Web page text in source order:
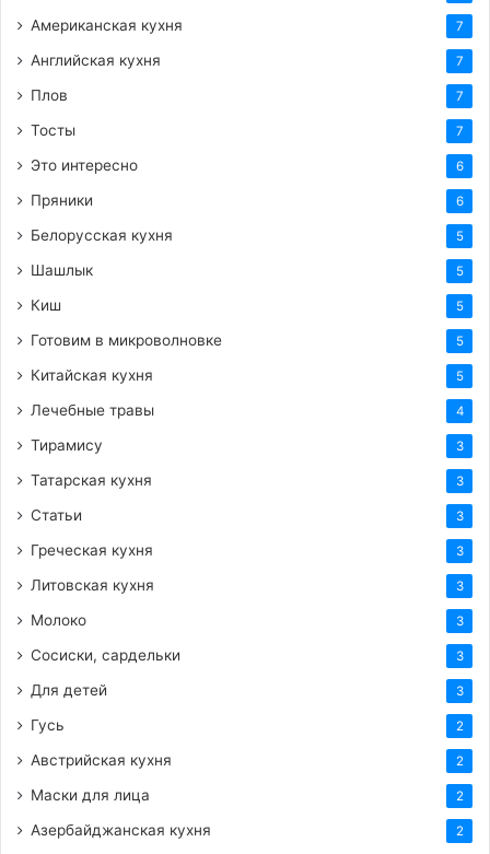
Американская кухня 7
Английская кухня 7
Плов 7
Тосты 7
Это интересно 6
Пряники 6
Белорусская кухня 5
Шашлык 5
Киш 5
Готовим в микроволновке 5
Китайская кухня 5
Лечебные травы 4
Тирамису 3
Татарская кухня 3
Статьи 3
Греческая кухня 3
Литовская кухня 3
Молоко 3
Сосиски, сардельки 3
Для детей 3
Гусь 2
Австрийская кухня 2
Маски для лица 2
Азербайджанская кухня 2